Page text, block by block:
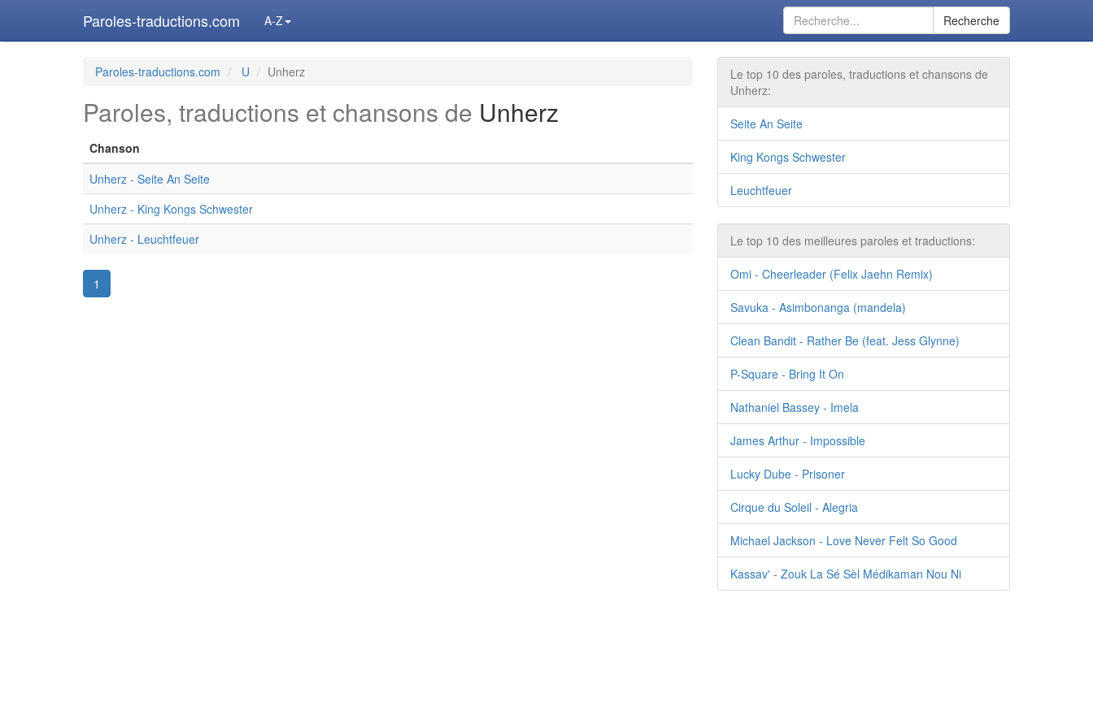
Paroles-traductions.com A-Z Recherche
Paroles-traductions.com U Unherz
Paroles, traductions et chansons de Unherz
Chanson
Unherz - Seite An Seite
Unherz - King Kongs Schwester
Unherz - Leuchtfeuer
1
Le top 10 des paroles, traductions et chansons de
Unherz:
Seite An Seite
King Kongs Schwester
Leuchtfeuer
Le top 10 des meilleures paroles et traductions:
Omi - Cheerleader (Felix Jaehn Remix)
Savuka - Asimbonanga (mandela)
Clean Bandit - Rather Be (feat. Jess Glynne)
P-Square - Bring It On
Nathaniel Bassey - Imela
James Arthur - Impossible
Lucky Dube - Prisoner
Cirque du Soleil - Alegria
Michael Jackson - Love Never Felt So Good
Kassav' - Zouk La Sé Sèl Médikaman Nou Ni